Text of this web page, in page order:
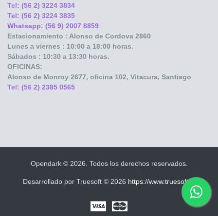
Tel: (56 2) 3224 3834
Tel: (56 2) 3224 3835
Whatsapp: (56 9) 2007 8859
Estacionamiento : Alonso de Cordova 2860
Lunes a viernes : 10:00 a 18:00 horas.
Sábados : 10:30 a 13:30 horas.
OFICINAS:
Alonso de Monroy 2677, oficina 102, Vitacura, Santiago
Tel: (56 2) 2385 0565
Opendark © 2026. Todos los derechos reservados.
Desarrollado por Truesoft © 2026 https://www.truesoft.cl